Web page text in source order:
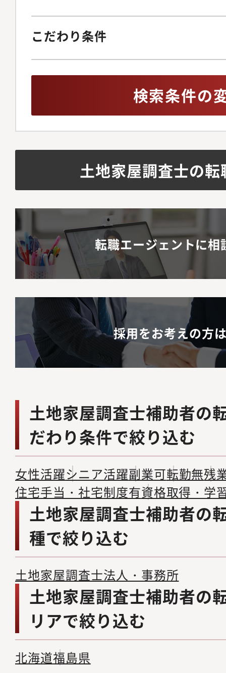
こだわり条件
検索条件の
土地家屋調査士の
転職エージェントに相
採用をお考えの方
土地家屋調査士補助者の
だわり条件で絞り込む
女性活躍シニア活躍副業可転勤無残
住宅手当・社宅制度有資格取得・学
土地家屋調査士補助者の
種で絞り込む
土地家屋調査士法人・事務所
土地家屋調査士補助者の
リアで絞り込む
北海道福島県